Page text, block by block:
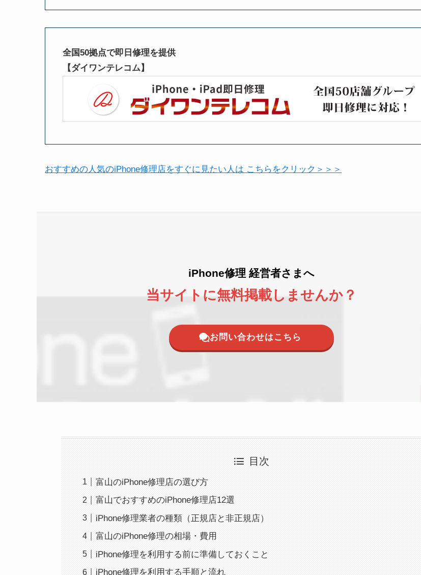
全国50拠点で即日修理を提供
【ダイワンテレコム】
おすすめの人気のiPhone修理店をすぐに見たい人は こちらをクリック＞＞＞
iPhone修理 経営者さまへ
当サイトに無料掲載しませんか？
お問い合わせはこちら
目次
富山のiPhone修理店の選び方
富山でおすすめのiPhone修理店12選
iPhone修理業者の種類（正規店と非正規店）
富山のiPhone修理の相場・費用
iPhone修理を利用する前に準備しておくこと
iPhone修理を利用する手順と流れ